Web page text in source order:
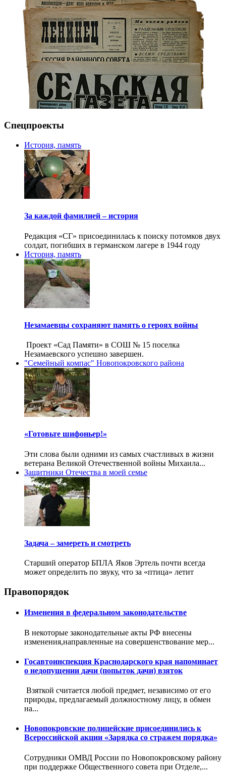
Спецпроекты
История, память
За каждой фамилией – история
Редакция «СГ» присоединилась к поиску потомков двух
солдат, погибших в германском лагере в 1944 году
История, память
Незамаевцы сохраняют память о героях войны
Проект «Сад Памяти» в СОШ № 15 поселка
Незамаевского успешно завершен.
"Семейный компас" Новопокровского района
«Готовьте шифоньер!»
Эти слова были одними из самых счастливых в жизни
ветерана Великой Отечественной войны Михаила...
Защитники Отечества в моей семье
Задача – замереть и смотреть
Старший оператор БПЛА Яков Эртель почти всегда
может определить по звуку, что за «птица» летит
Правопорядок
Изменения в федеральном законодательстве
В некоторые законодательные акты РФ внесены
изменения,направленные на совершенствование мер...
Госавтоинспекция Краснодарского края напоминает
о недопущении дачи (попыток дачи) взяток
Взяткой считается любой предмет, независимо от его
природы, предлагаемый должностному лицу, в обмен
на...
Новопокровские полицейские присоединились к
Всероссийской акции «Зарядка со стражем порядка»
Сотрудники ОМВД России по Новопокровскому району
при поддержке Общественного совета при Отделе,...